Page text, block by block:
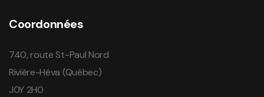
Coordonnées
740, route St-Paul Nord
Rivière-Héva (Québec)
J0Y 2H0